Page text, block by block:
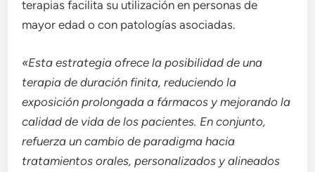
terapias facilita su utilización en personas de
mayor edad o con patologías asociadas.
«Esta estrategia ofrece la posibilidad de una
terapia de duración finita, reduciendo la
exposición prolongada a fármacos y mejorando la
calidad de vida de los pacientes. En conjunto,
refuerza un cambio de paradigma hacia
tratamientos orales, personalizados y alineados